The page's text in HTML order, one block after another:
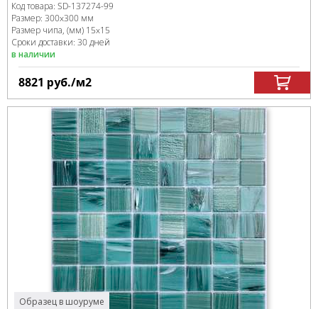
Код товара: SD-137274-99
Размер: 300x300 мм
Размер чипа, (мм) 15x15
Сроки доставки: 30 дней
в наличии
8821 руб./м2
Образец в шоуруме